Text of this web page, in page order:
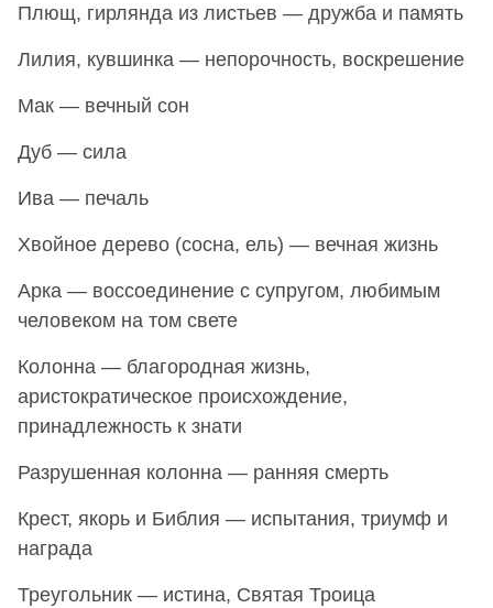
Плющ, гирлянда из листьев — дружба и память
Лилия, кувшинка — непорочность, воскрешение
Мак — вечный сон
Дуб — сила
Ива — печаль
Хвойное дерево (сосна, ель) — вечная жизнь
Арка — воссоединение с супругом, любимым
человеком на том свете
Колонна — благородная жизнь,
аристократическое происхождение,
принадлежность к знати
Разрушенная колонна — ранняя смерть
Крест, якорь и Библия — испытания, триумф и
награда
Треугольник — истина, Святая Троица